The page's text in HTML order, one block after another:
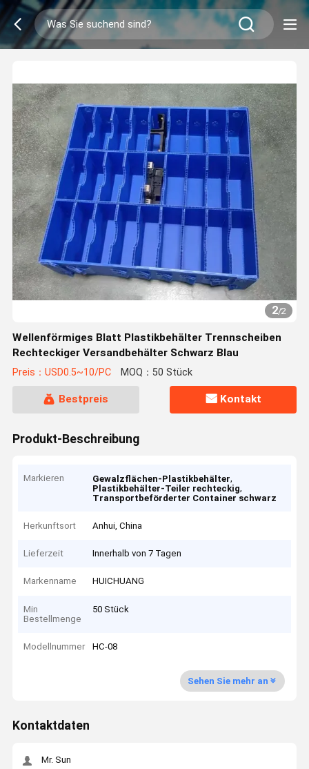
2/2
Wellenförmiges Blatt Plastikbehälter Trennscheiben
Rechteckiger Versandbehälter Schwarz Blau
Preis：USD0.5~10/PC MOQ：50 Stück
Bestpreis Kontakt
Produkt-Beschreibung
Markieren Gewalzflächen-Plastikbehälter,
Plastikbehälter-Teiler rechteckig,
Transportbeförderter Container schwarz
Herkunftsort Anhui, China
Lieferzeit Innerhalb von 7 Tagen
Markenname HUICHUANG
Min
Bestellmenge
50 Stück
Modellnummer HC-08
Sehen Sie mehr an
Kontaktdaten
Mr. Sun